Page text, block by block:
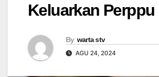
Keluarkan Perppu
By warta stv
AGU 24, 2024